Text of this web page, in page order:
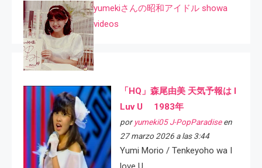
yumekiさんの昭和アイドル showa
videos
「HQ」森尾由美 天気予報は I
Luv U 1983年
por yumeki05 J-PopParadiseen
27 marzo 2026 a las 3:44
Yumi Morio / Tenkeyoho wa I